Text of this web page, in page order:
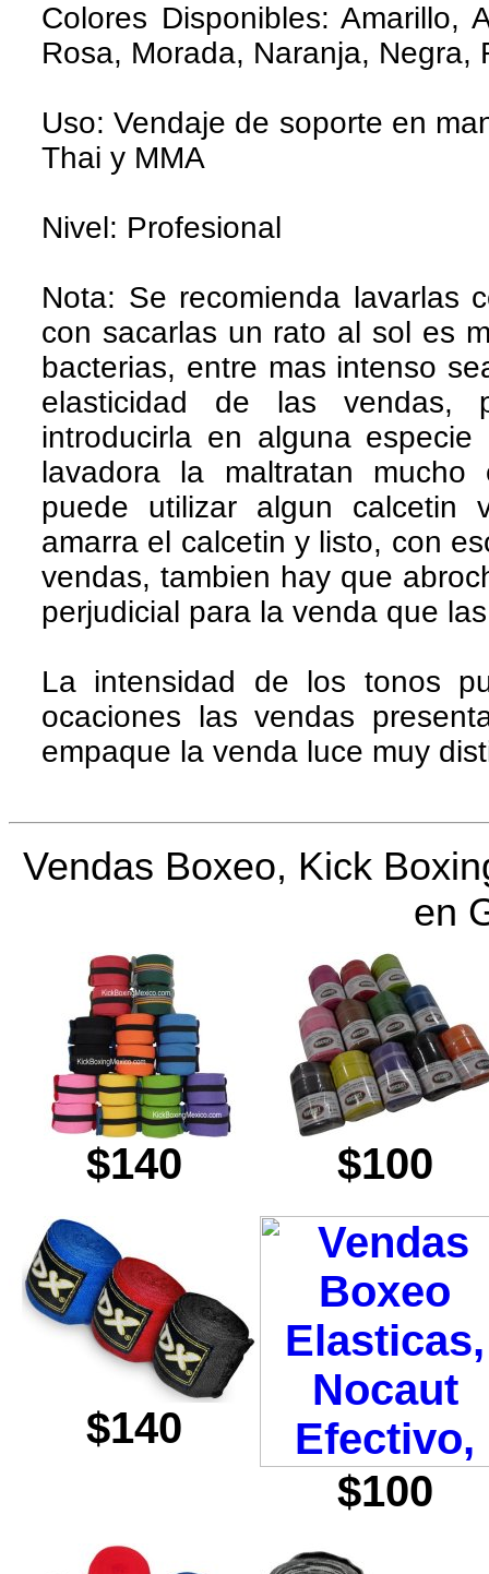
Colores Disponibles: Amarillo,
Rosa, Morada, Naranja, Negra,
Uso: Vendaje de soporte en
Thai y MMA
Nivel: Profesional
Nota: Se recomienda lavarlas
con sacarlas un rato al sol es
bacterias, entre mas intenso
elasticidad de las vendas,
introducirla en alguna
lavadora la maltratan
puede utilizar algun calcetin
amarra el calcetin y listo, con
vendas, tambien hay que
perjudicial para la venda que
La intensidad de los tonos
ocaciones las vendas
empaque la venda luce muy
Vendas Boxeo, Kick
en
$140 $100
$140
$100